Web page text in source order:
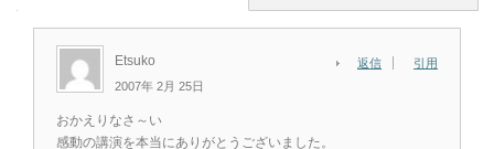
Etsuko
2007年 2月 25日
返信 引用
おかえりなさ～い
感動の講演を本当にありがとうございました。